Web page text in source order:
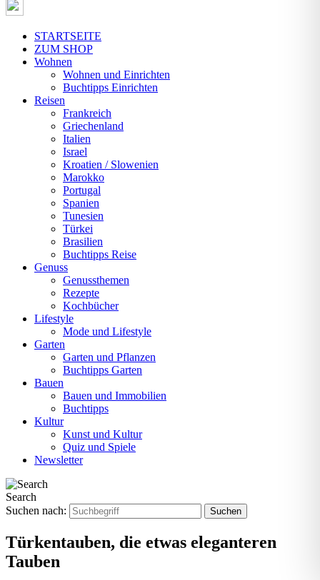
STARTSEITE
ZUM SHOP
Wohnen
Wohnen und Einrichten
Buchtipps Einrichten
Reisen
Frankreich
Griechenland
Italien
Israel
Kroatien / Slowenien
Marokko
Portugal
Spanien
Tunesien
Türkei
Brasilien
Buchtipps Reise
Genuss
Genussthemen
Rezepte
Kochbücher
Lifestyle
Mode und Lifestyle
Garten
Garten und Pflanzen
Buchtipps Garten
Bauen
Bauen und Immobilien
Buchtipps
Kultur
Kunst und Kultur
Quiz und Spiele
Newsletter
Search
Suchen nach:
Türkentauben, die etwas eleganteren
Tauben